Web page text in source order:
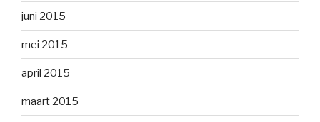
juni 2015
mei 2015
april 2015
maart 2015